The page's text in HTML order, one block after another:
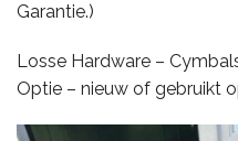
Garantie.)
Losse Hardware –
Optie – nieuw of gebruikt